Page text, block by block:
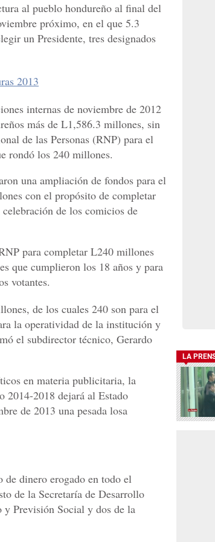
al pueblo hondureño al final del
próximo, en el que 5.3
un Presidente, tres designados
2013
internas de noviembre de 2012
más de L1,586.3 millones, sin
de las Personas (RNP) para el
rondó los 240 millones.
una ampliación de fondos para el
con el propósito de completar
de los comicios de
para completar L240 millones
que cumplieron los 18 años y para
votantes.
de los cuales 240 son para el
la operatividad de la institución y
el subdirector técnico, Gerardo
en materia publicitaria, la
2014-2018 dejará al Estado
de 2013 una pesada losa
dinero erogado en todo el
de la Secretaría de Desarrollo
Previsión Social y dos de la
LA